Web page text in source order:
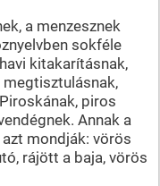
a menzesznek
sokféle
kitakarításnak,
megtisztulásnak,
piros
Annak a
mondják: vörös
rájött a baja, vörös